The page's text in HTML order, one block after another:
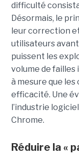
difficulté
Désormais, le
leur correction
utilisateurs
puissent les
volume de
à mesure que les
efficacité. Une
l’industrie
Chrome.
Réduire la «